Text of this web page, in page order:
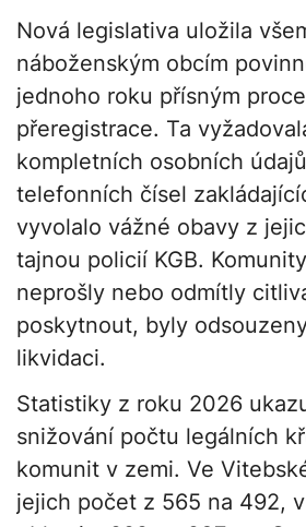
Nová legislativa uložila
náboženským obcím
jednoho roku přísným
přeregistrace. Ta
kompletních osobních
telefonních čísel
vyvolalo vážné obavy z
tajnou policií KGB.
neprošly nebo odmítly
poskytnout, byly
likvidaci.
Statistiky z roku 2026
snižování počtu legálních
komunit v zemi. Ve
jejich počet z 565 na 492,